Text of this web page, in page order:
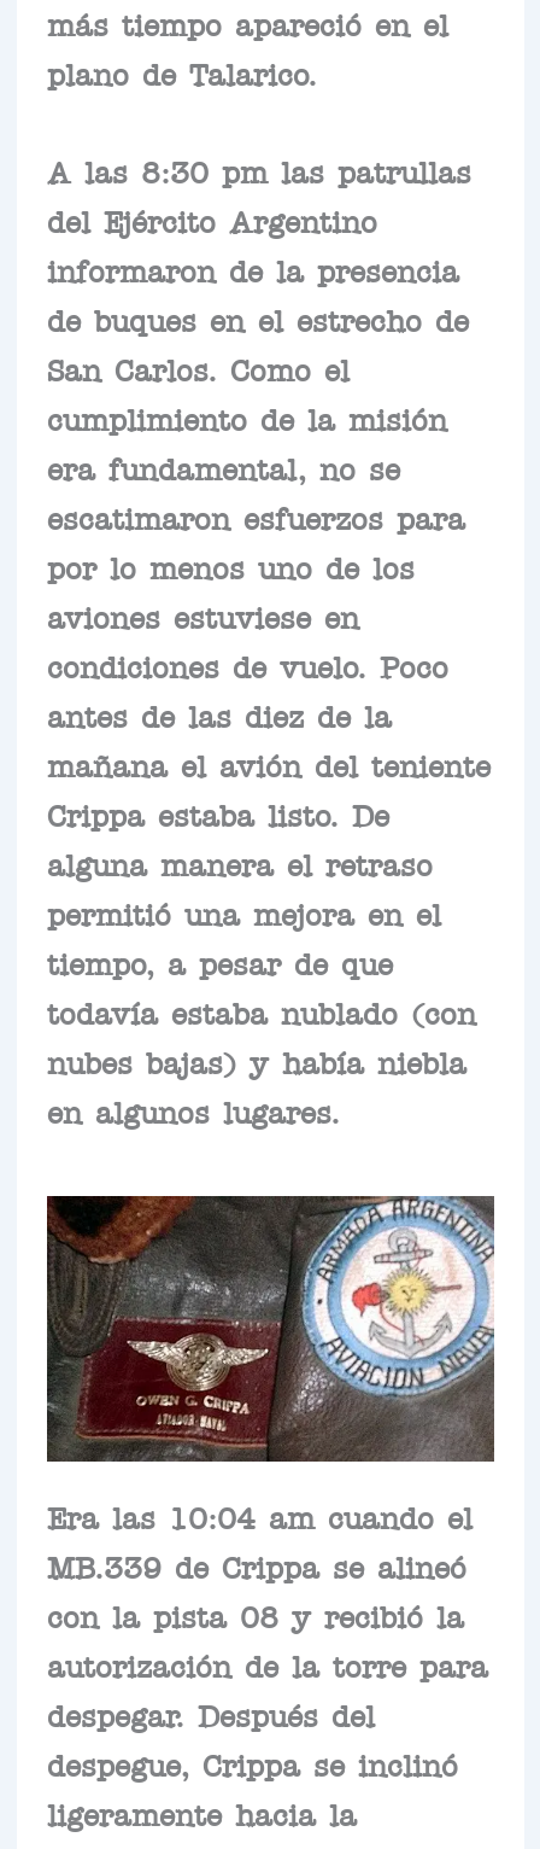
más tiempo apareció en el
plano de Talarico.
A las 8:30 pm las patrullas
del Ejército Argentino
informaron de la presencia
de buques en el estrecho de
San Carlos. Como el
cumplimiento de la misión
era fundamental, no se
escatimaron esfuerzos para
por lo menos uno de los
aviones estuviese en
condiciones de vuelo. Poco
antes de las diez de la
mañana el avión del teniente
Crippa estaba listo. De
alguna manera el retraso
permitió una mejora en el
tiempo, a pesar de que
todavía estaba nublado (con
nubes bajas) y había niebla
en algunos lugares.
Era las 10:04 am cuando el
MB.339 de Crippa se alineó
con la pista 08 y recibió la
autorización de la torre para
despegar. Después del
despegue, Crippa se inclinó
ligeramente hacia la